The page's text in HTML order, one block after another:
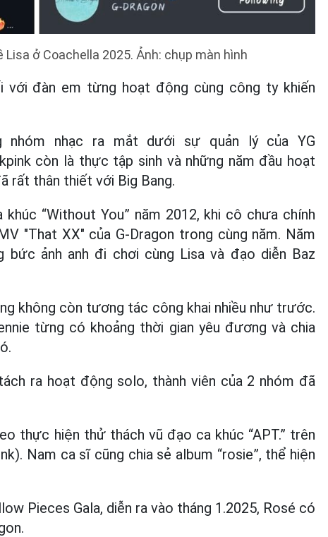
Lisa ở Coachella 2025. Ảnh: chụp màn hình
với đàn em từng hoạt động cùng công ty khiến
nhóm nhạc ra mắt dưới sự quản lý của YG
còn là thực tập sinh và những năm đầu hoạt
rất thân thiết với Big Bang.
“Without You” năm 2012, khi cô chưa chính
"That XX" của G-Dragon trong cùng năm. Năm
bức ảnh anh đi chơi cùng Lisa và đạo diễn Baz
không còn tương tác công khai nhiều như trước.
từng có khoảng thời gian yêu đương và chia
ra hoạt động solo, thành viên của 2 nhóm đã
thực hiện thử thách vũ đạo ca khúc “APT.” trên
Nam ca sĩ cũng chia sẻ album “rosie”, thể hiện
Pieces Gala, diễn ra vào tháng 1.2025, Rosé có